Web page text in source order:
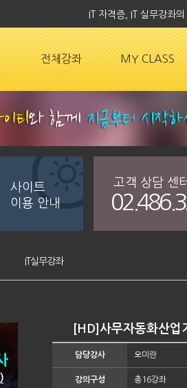
IT 자격증, IT 실무강좌
전체강좌 MY CLASS
사이트
이용 안내
고객 상담 센
IT실무강좌
[HD]사무자동화산
담당강사 오미란
강의구성 총16강좌